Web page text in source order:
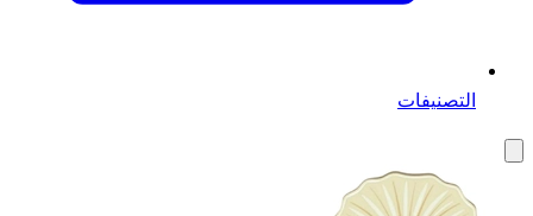
التصنيفات